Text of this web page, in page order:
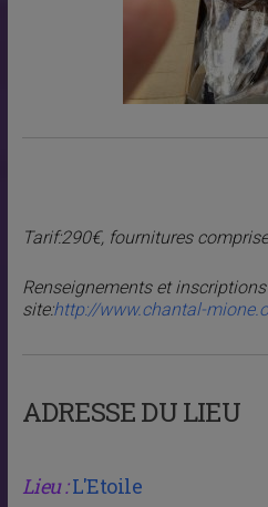
Tarif:290€, fournitures
Renseignements et
site:http://www.chantal-
ADRESSE DU LIEU
Lieu :L'Etoile